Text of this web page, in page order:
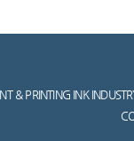
& PRINTING INK